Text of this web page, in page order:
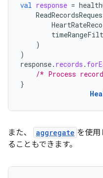
val response =
)
)
response. records .
/* Process
}
また、 aggregate を使用
ることもできます。